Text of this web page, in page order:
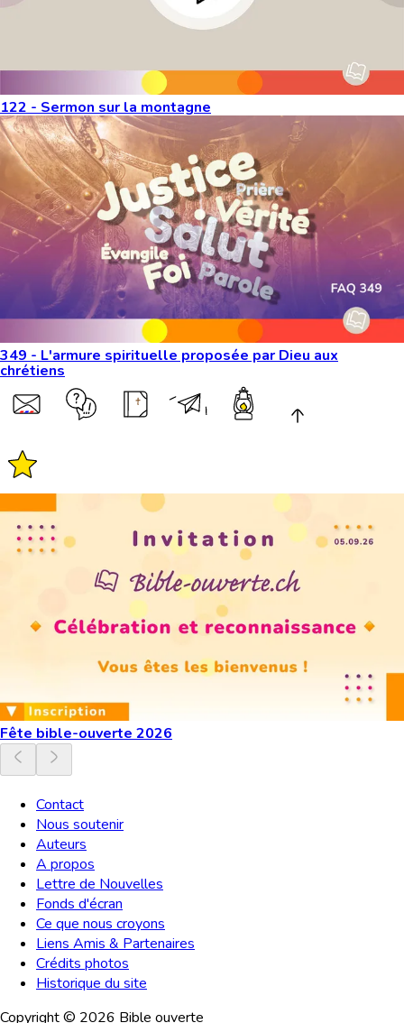
122 - Sermon sur la montagne
349 - L'armure spirituelle proposée par Dieu aux
chrétiens
Fête bible-ouverte 2026
Contact
Nous soutenir
Auteurs
A propos
Lettre de Nouvelles
Fonds d'écran
Ce que nous croyons
Liens Amis & Partenaires
Crédits photos
Historique du site
Copyright © 2026 Bible ouverte